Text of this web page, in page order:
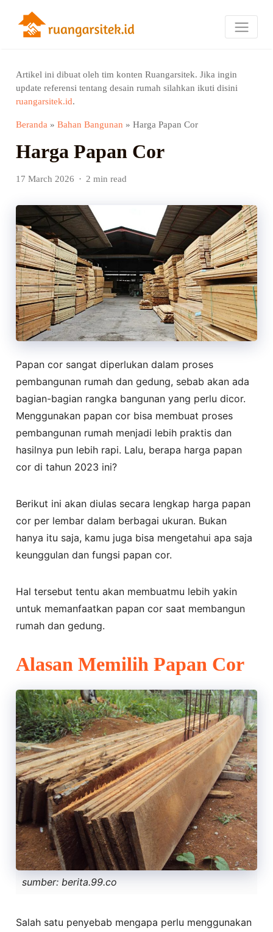
Artikel ini dibuat oleh tim konten Ruangarsitek. Jika ingin
update referensi tentang desain rumah silahkan ikuti disini
ruangarsitek.id.
Beranda »Bahan Bangunan »Harga Papan Cor
Harga Papan Cor
17 March 2026 2 min read
Papan cor sangat diperlukan dalam proses
pembangunan rumah dan gedung, sebab akan ada
bagian-bagian rangka bangunan yang perlu dicor.
Menggunakan papan cor bisa membuat proses
pembangunan rumah menjadi lebih praktis dan
hasilnya pun lebih rapi. Lalu, berapa harga papan
cor di tahun 2023 ini?
Berikut ini akan diulas secara lengkap harga papan
cor per lembar dalam berbagai ukuran. Bukan
hanya itu saja, kamu juga bisa mengetahui apa saja
keunggulan dan fungsi papan cor.
Hal tersebut tentu akan membuatmu lebih yakin
untuk memanfaatkan papan cor saat membangun
rumah dan gedung.
Alasan Memilih Papan Cor
sumber: berita.99.co
Salah satu penyebab mengapa perlu menggunakan